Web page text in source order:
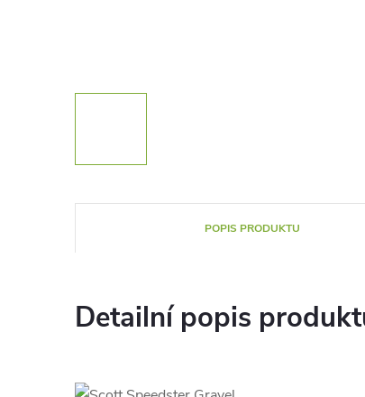
POPIS PRODUKTU
Detailní popis